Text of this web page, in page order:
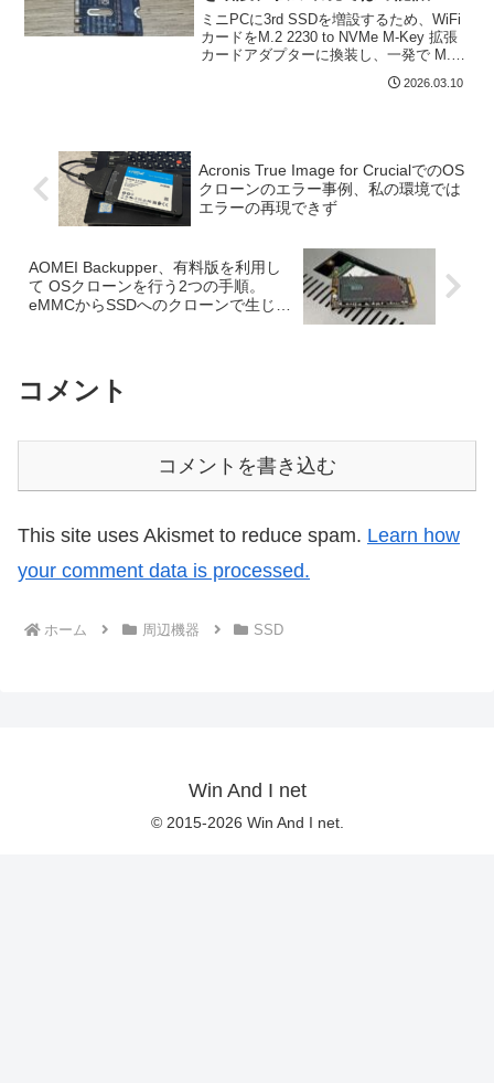
ミニPCに3rd SSDを増設するため、WiFi
カードをM.2 2230 to NVMe M-Key 拡張
カードアダプターに換装し、一発で M.2
PCIe SSDを認識しましたので レポート
します。ただし、WiFi カードのスロット
2026.03.10
Acronis True Image for CrucialでのOS
クローンのエラー事例、私の環境では
エラーの再現できず
AOMEI Backupper、有料版を利用し
て OSクローンを行う2つの手順。
eMMCからSSDへのクローンで生じた
コメント
コメントを書き込む
This site uses Akismet to reduce spam. Learn how
your comment data is processed.
ホーム 周辺機器 SSD
Win And I net
© 2015-2026 Win And I net.